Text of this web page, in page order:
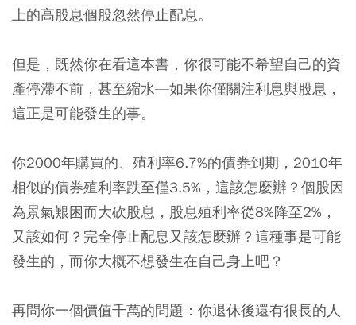
上的高股息個股忽然停止配息。
但是，既然你在看這本書，你很可能不希望自己的資
產停滯不前，甚至縮水—如果你僅關注利息與股息，
這正是可能發生的事。
你2000年購買的、殖利率6.7%的債券到期，2010年
相似的債券殖利率跌至僅3.5%，這該怎麼辦？個股因
為景氣艱困而大砍股息，股息殖利率從8%降至2%，
又該如何？完全停止配息又該怎麼辦？這種事是可能
發生的，而你大概不想發生在自己身上吧？
再問你一個價值千萬的問題：你退休後還有很長的人